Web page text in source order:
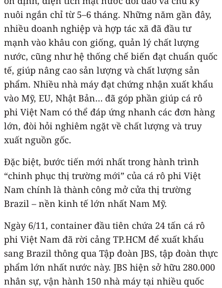
nuôi ngắn chỉ từ 5–6 tháng. Những năm gần đây,
nhiều doanh nghiệp và hợp tác xã đã đầu tư
mạnh vào khâu con giống, quản lý chất lượng
nước, cũng như hệ thống chế biến đạt chuẩn quốc
tế, giúp nâng cao sản lượng và chất lượng sản
phẩm. Nhiều nhà máy đạt chứng nhận xuất khẩu
vào Mỹ, EU, Nhật Bản… đã góp phần giúp cá rô
phi Việt Nam có thể đáp ứng nhanh các đơn hàng
lớn, đòi hỏi nghiêm ngặt về chất lượng và truy
xuất nguồn gốc.
Đặc biệt, bước tiến mới nhất trong hành trình
“chinh phục thị trường mới” của cá rô phi Việt
Nam chính là thành công mở cửa thị trường
Brazil – nền kinh tế lớn nhất Nam Mỹ.
Ngày 6/11, container đầu tiên chứa 24 tấn cá rô
phi Việt Nam đã rời cảng TP.HCM để xuất khẩu
sang Brazil thông qua Tập đoàn JBS, tập đoàn thực
phẩm lớn nhất nước này. JBS hiện sở hữu 280.000
nhân sự, vận hành 150 nhà máy tại nhiều quốc